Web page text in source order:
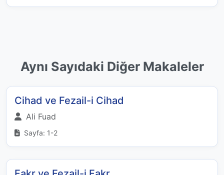
Aynı Sayıdaki Diğer Makaleler
Cihad ve Fezail-i Cihad
Ali Fuad
Sayfa: 1-2